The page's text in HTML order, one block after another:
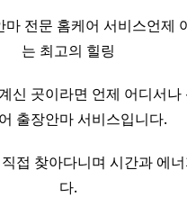
전문 홈케어 서비스언제
는 최고의 힐링
신 곳이라면 언제 어디서
출장안마 서비스입니다.
접 찾아다니며 시간과 에
다.